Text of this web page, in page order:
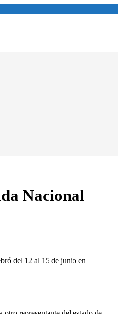
Nacional
del 12 al 15 de junio en